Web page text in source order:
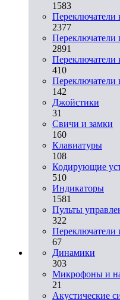
1583
Переключатели
2377
Переключатели
2891
Переключатели
410
142
Джойстики
31
Свичи и замки
160
Клавиатуры
108
Кодирующие
510
Индикаторы
1581
Пульты
322
Переключатели
67
Динамики
303
Микрофоны и
21
Акустические